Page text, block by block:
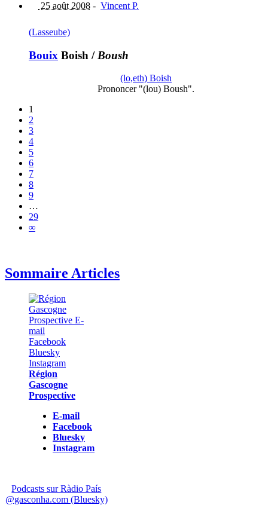
25 août 2008 - Vincent P.
(Lasseube)
Bouix Boish / Boush
(lo,eth) Boish
Prononcer "(lou) Boush".
1
2
3
4
5
6
7
8
9
…
29
∞
Sommaire Articles
Région
Gascogne
Prospective
E-mail
Facebook
Bluesky
Instagram
Podcasts sur Ràdio País
@gasconha.com (Bluesky)